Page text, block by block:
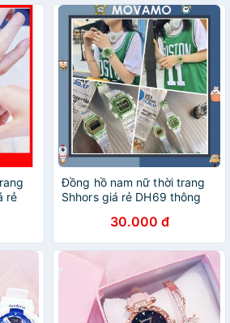
rẻ
Đồng hồ nam nữ thời trang
Shhors giá rẻ DH69 thông
30.000 đ